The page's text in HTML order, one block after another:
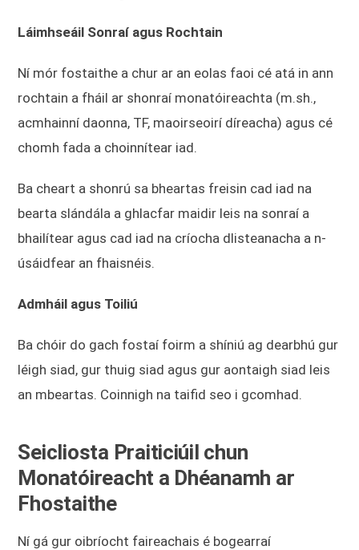
Láimhseáil Sonraí agus Rochtain
Ní mór fostaithe a chur ar an eolas faoi cé atá in ann
rochtain a fháil ar shonraí monatóireachta (m.sh.,
acmhainní daonna, TF, maoirseoirí díreacha) agus cé
chomh fada a choinnítear iad.
Ba cheart a shonrú sa bheartas freisin cad iad na
bearta slándála a ghlacfar maidir leis na sonraí a
bhailítear agus cad iad na críocha dlisteanacha a n-
úsáidfear an fhaisnéis.
Admháil agus Toiliú
Ba chóir do gach fostaí foirm a shíniú ag dearbhú gur
léigh siad, gur thuig siad agus gur aontaigh siad leis
an mbeartas. Coinnigh na taifid seo i gcomhad.
Seicliosta Praiticiúil chun
Monatóireacht a Dhéanamh ar
Fhostaithe
Ní gá gur oibríocht faireachais é bogearraí